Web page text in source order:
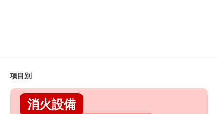
項目別
消火設備